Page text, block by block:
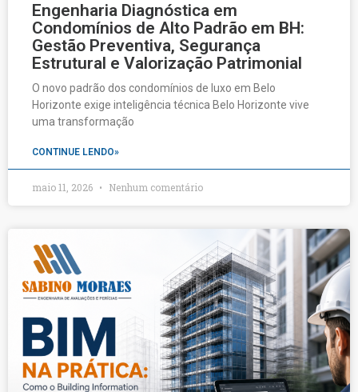
Engenharia Diagnóstica em
Condomínios de Alto Padrão em BH:
Gestão Preventiva, Segurança
Estrutural e Valorização Patrimonial
O novo padrão dos condomínios de luxo em Belo
Horizonte exige inteligência técnica Belo Horizonte vive
uma transformação
CONTINUE LENDO»
maio 11, 2026 Nenhum comentário